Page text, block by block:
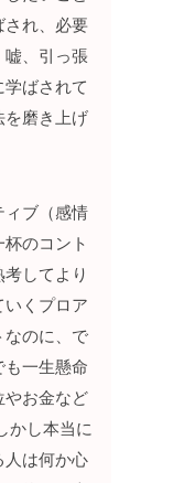
され、必要
、引っ張
ばされて
を磨き上げ
ィブ（感情
のコント
してより
くプロア
なのに、で
一生懸命
やお金など
かし本当に
人は何か心